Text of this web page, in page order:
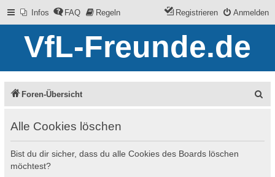
Infos FAQ Regeln Anmelden
Registrieren
VfL-Freunde.de
Foren-Übersicht
Alle Cookies löschen
Bist du dir sicher, dass du alle Cookies des Boards löschen
möchtest?